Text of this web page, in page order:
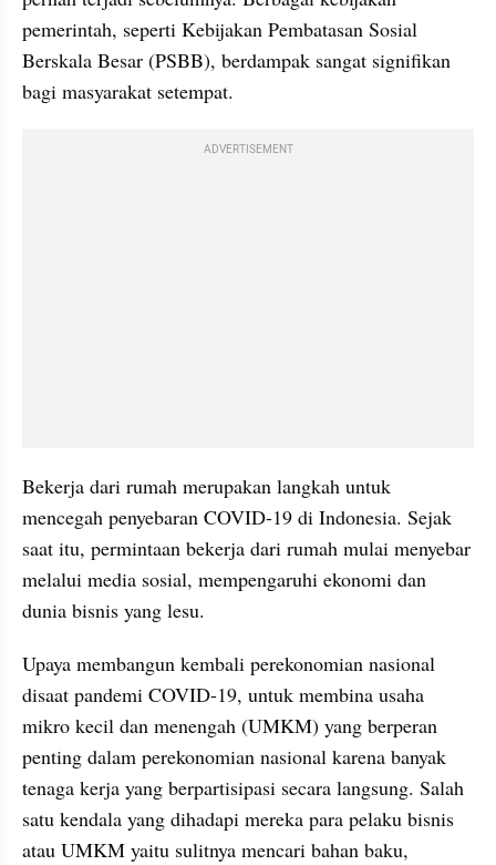
pemerintah, seperti Kebijakan Pembatasan Sosial
Berskala Besar (PSBB), berdampak sangat signifikan
bagi masyarakat setempat.
ADVERTISEMENT
Bekerja dari rumah merupakan langkah untuk
mencegah penyebaran COVID-19 di Indonesia. Sejak
saat itu, permintaan bekerja dari rumah mulai menyebar
melalui media sosial, mempengaruhi ekonomi dan
dunia bisnis yang lesu.
Upaya membangun kembali perekonomian nasional
disaat pandemi COVID-19, untuk membina usaha
mikro kecil dan menengah (UMKM) yang berperan
penting dalam perekonomian nasional karena banyak
tenaga kerja yang berpartisipasi secara langsung. Salah
satu kendala yang dihadapi mereka para pelaku bisnis
atau UMKM yaitu sulitnya mencari bahan baku,